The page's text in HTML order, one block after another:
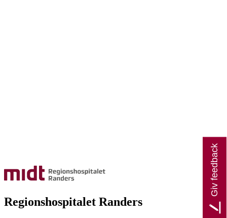
Regionshospitalet Randers
Giv feedback